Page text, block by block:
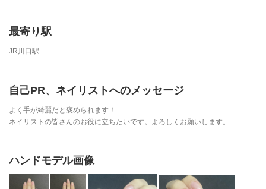
最寄り駅
JR川口駅
自己PR、ネイリストへのメッセージ
よく手が綺麗だと褒められます！
ネイリストの皆さんのお役に立ちたいです。よろしくお願いします。
ハンドモデル画像